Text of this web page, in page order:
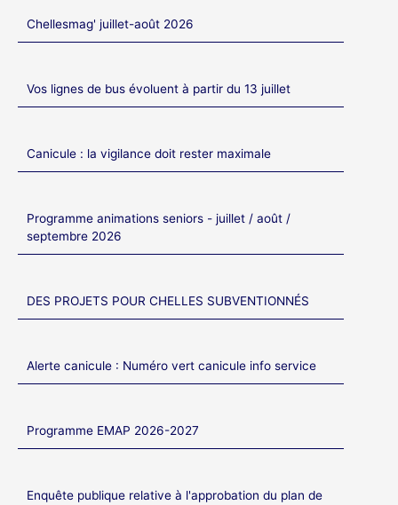
Chellesmag' juillet-août 2026
Vos lignes de bus évoluent à partir du 13 juillet
Canicule : la vigilance doit rester maximale
Programme animations seniors - juillet / août /
septembre 2026
DES PROJETS POUR CHELLES SUBVENTIONNÉS
Alerte canicule : Numéro vert canicule info service
Programme EMAP 2026-2027
Enquête publique relative à l'approbation du plan de